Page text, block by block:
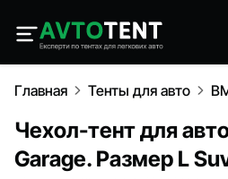
Главная Тенты для авто
Чехол-тент для
Garage. Размер L